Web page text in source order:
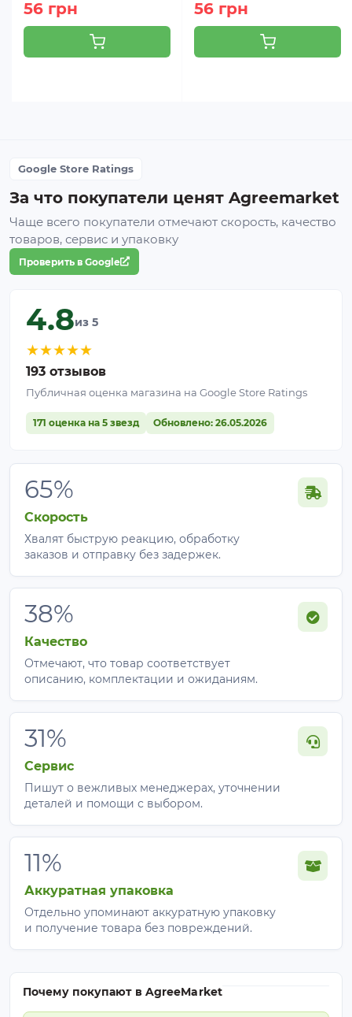
56 грн 56 грн
Google Store Ratings
За что покупатели ценят Agreemarket
Чаще всего покупатели отмечают скорость, качество
товаров, сервис и упаковку
Проверить в Google
4.8из 5
★★★★★
193 отзывов
Публичная оценка магазина на Google Store Ratings
171 оценка на 5 звезд Обновлено: 26.05.2026
65%
Скорость
Хвалят быструю реакцию, обработку
заказов и отправку без задержек.
38%
Качество
Отмечают, что товар соответствует
описанию, комплектации и ожиданиям.
31%
Сервис
Пишут о вежливых менеджерах, уточнении
деталей и помощи с выбором.
11%
Аккуратная упаковка
Отдельно упоминают аккуратную упаковку
и получение товара без повреждений.
Почему покупают в AgreeMarket